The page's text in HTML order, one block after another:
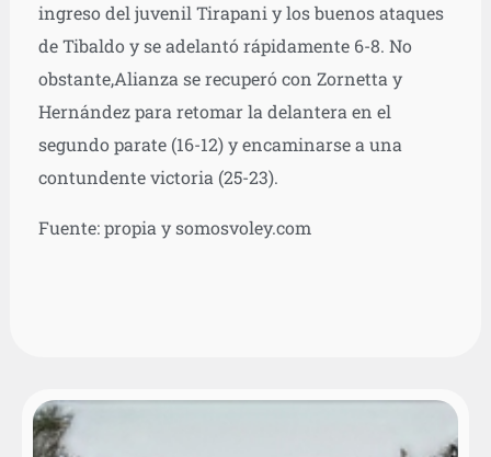
ingreso del juvenil Tirapani y los buenos ataques
de Tibaldo y se adelantó rápidamente 6-8. No
obstante,Alianza se recuperó con Zornetta y
Hernández para retomar la delantera en el
segundo parate (16-12) y encaminarse a una
contundente victoria (25-23).
Fuente: propia y somosvoley.com